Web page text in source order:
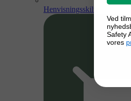
Henvisningsskilte
Ved
Safety
vores